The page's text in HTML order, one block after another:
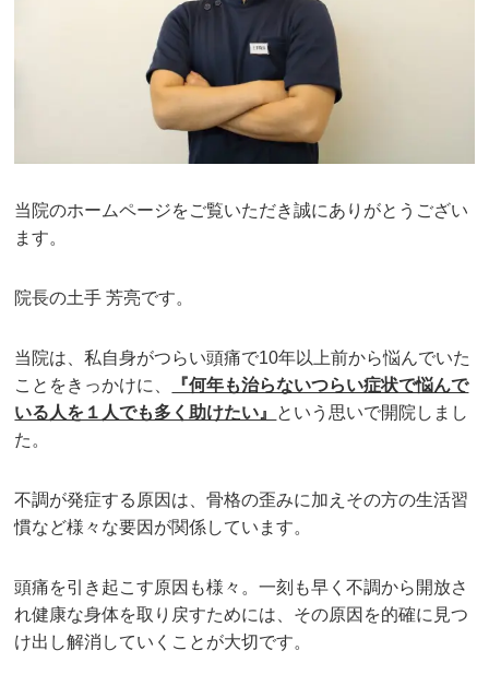
当院のホームページをご覧いただき誠にありがとうござい
ます。
院長の土手 芳亮です。
当院は、私自身がつらい頭痛で10年以上前から悩んでいた
ことをきっかけに、
『何年も治らないつらい症状で悩んで
いる人を１人でも多く助けたい』 という思いで開院しまし
た。
不調が発症する原因は、骨格の歪みに加えその方の生活習
慣など様々な要因が関係しています。
頭痛を引き起こす原因も様々。一刻も早く不調から開放さ
れ健康な身体を取り戻すためには、その原因を的確に見つ
け出し解消していくことが大切です。